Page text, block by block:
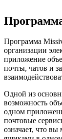
Программа
организации
приложение
почты, чатов и
Одной из
возможность
одном
почтовые
означает, что